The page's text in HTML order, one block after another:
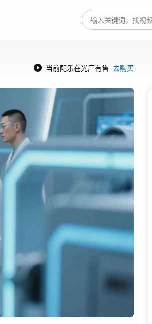
当前配乐在光厂有售 去购买